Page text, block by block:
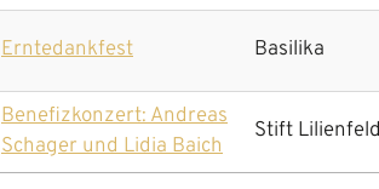
Erntedankfest Basilika
Benefizkonzert: Andreas
Schager und Lidia Baich
Stift